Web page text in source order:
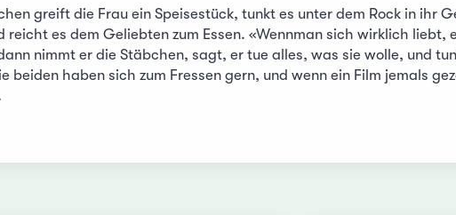
greift die Frau ein Speisestück, tunkt es unter dem Rock in ihr
reicht es dem Geliebten zum Essen. «Wennman sich wirklich liebt,
nimmt er die Stäbchen, sagt, er tue alles, was sie wolle, und
beiden haben sich zum Fressen gern, und wenn ein Film jemals